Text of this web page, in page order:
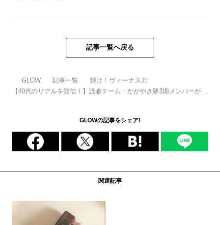
記事一覧へ戻る
GLOW 記事一覧
輝け！ヴィーナス力
【40代のリアルを発信！】読者チーム・かがやき隊3期メンバーが
GLOWの記事をシェア!
関連記事